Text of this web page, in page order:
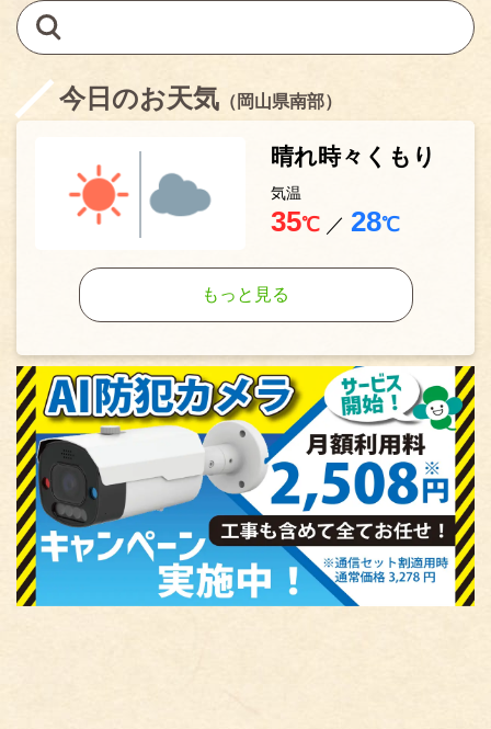
今日のお天気 （岡山県南部）
晴れ時々くもり
気温
35℃ ／ 28℃
もっと見る